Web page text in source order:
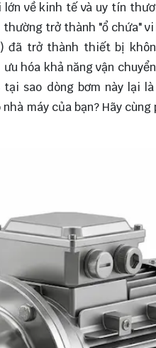
về kinh tế và uy tín
trở thành "ổ chứa"
đã trở thành thiết bị
hóa khả năng vận
sao dòng bơm này lại
máy của bạn? Hãy